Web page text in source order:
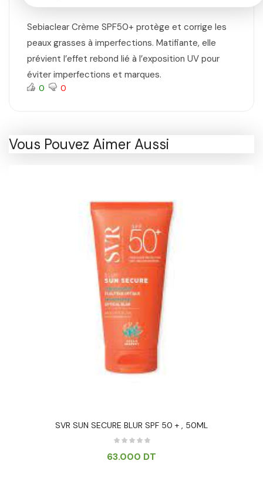
Sebiaclear Crème SPF50+ protège et corrige les
peaux grasses à imperfections. Matifiante, elle
prévient l’effet rebond lié à l’exposition UV pour
éviter imperfections et marques.
0 0
Vous Pouvez Aimer Aussi
SVR SUN SECURE BLUR SPF 50 + , 50ML
63.000 DT